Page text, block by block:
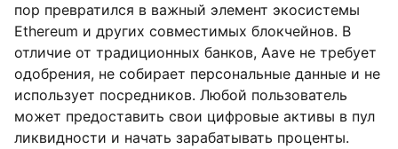
пор превратился в важный элемент экосистемы
Ethereum и других совместимых блокчейнов. В
отличие от традиционных банков, Aave не требует
одобрения, не собирает персональные данные и не
использует посредников. Любой пользователь
может предоставить свои цифровые активы в пул
ликвидности и начать зарабатывать проценты.